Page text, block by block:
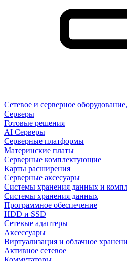
Сетевое и серверное
Cерверы
Готовые решения
AI Серверы
Серверные платформы
Материнские платы
Серверные комплектующие
Карты расширения
Серверные аксесуары
Системы хранения данных и
Системы хранения данных
Программное обеспечение
HDD и SSD
Сетевые адаптеры
Аксессуары
Виртуализация и облачное
Активное сетевое